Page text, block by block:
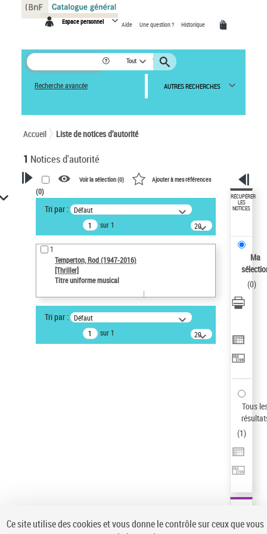
Espace personnel Aide Une question ? Historique
Tout
Recherche avancée AUTRES RECHERCHES
Accueil Liste de notices d’autorité
1 Notices d'autorité
VOTRE RECHERCHE
Recherche avancée dans les
notices d’autorité
Œuvres liées à l'auteur :
Temperton, Rod (1947-2016)
Auteur d’œuvre
Temperton, Rod (1947-2016)
Type de notice d'autorité
Pays
Voir la sélection (0) Ajouter à mes références
(0)
Tri par : Défaut
sur 1
20
résultats/page
1
Temperton, Rod (1947-2016)
[Thriller]
Titre uniforme musical
Tri par : Défaut
sur 1
20
résultats/page
RÉCUPÉRER
LES
NOTICES
Ma
(0)
Tous
(1)
Panneau de gestion des cookies
Ce site utilise des cookies et vous donne le contrôle sur ceux que vous